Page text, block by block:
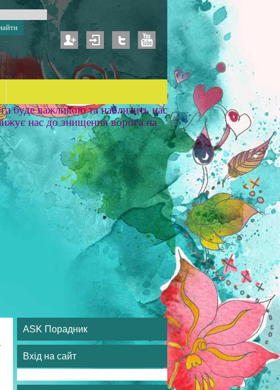
буде важливою та наблизить нас
нас до знищення ворога на
ASK Порадник
Вхід на сайт